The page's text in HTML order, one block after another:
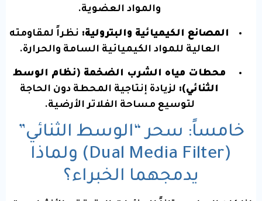
والمواد العضوية.
المصانع الكيميائية والبترولية: نظراً لمقاومته
العالية للمواد الكيميائية السامة والحرارة.
محطات مياه الشرب الضخمة (نظام الوسط
الثنائي): لزيادة إنتاجية المحطة دون الحاجة
لتوسيع مساحة الفلاتر الأرضية.
خامساً: سحر “الوسط الثنائي”
(Dual Media Filter) ولماذا
يدمجهما الخبراء؟